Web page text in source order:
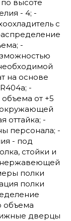
высоте
- 4; -
с
-
на основе
-
от +5
окружающей
оттайка; -
персонала; -
- под
стойки и
нержавеющей
полки
полки
объема
дверцы